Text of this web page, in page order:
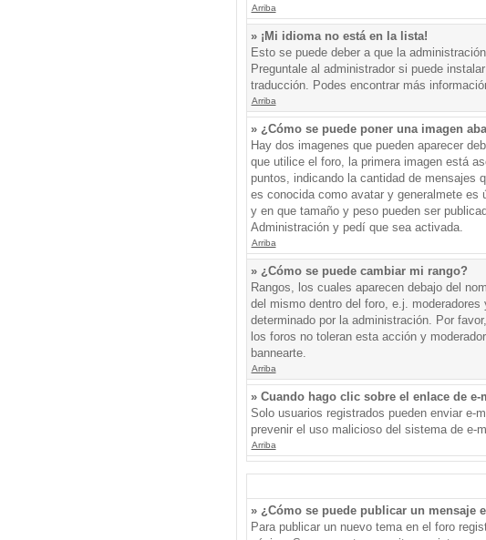
Arriba
» ¡Mi idioma no está en la lista!
Esto se puede deber a que la
Preguntale al administrador si puede
traducción. Podes encontrar más
Arriba
» ¿Cómo se puede poner una imagen
Hay dos imagenes que pueden aparecer
que utilice el foro, la primera imagen está
puntos, indicando la cantidad de mensajes
es conocida como avatar y generalmete es
y en que tamaño y peso pueden ser
Administración y pedí que sea activada.
Arriba
» ¿Cómo se puede cambiar mi rango?
Rangos, los cuales aparecen debajo del
del mismo dentro del foro, e.j.
determinado por la administración. Por
los foros no toleran esta acción y
bannearte.
Arriba
» Cuando hago clic sobre el enlace de
Solo usuarios registrados pueden enviar e-
prevenir el uso malicioso del sistema de e-
Arriba
» ¿Cómo se puede publicar un mensaje
Para publicar un nuevo tema en el foro